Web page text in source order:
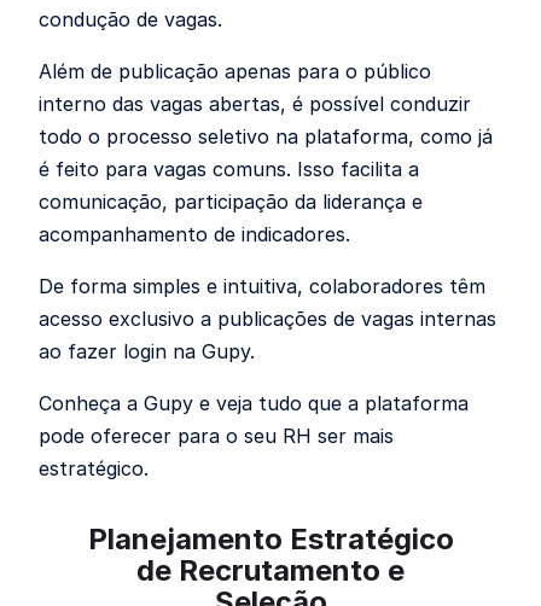
condução de vagas.
Além de publicação apenas para o público
interno das vagas abertas, é possível conduzir
todo o processo seletivo na plataforma, como já
é feito para vagas comuns. Isso facilita a
comunicação, participação da liderança e
acompanhamento de indicadores.
De forma simples e intuitiva, colaboradores têm
acesso exclusivo a publicações de vagas internas
ao fazer login na Gupy.
Conheça a Gupy e veja tudo que a plataforma
pode oferecer para o seu RH ser mais
estratégico.
Planejamento Estratégico
de Recrutamento e